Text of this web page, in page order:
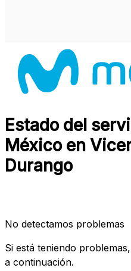
Estado del
México en
Durango
No detectamos problemas
Si está teniendo
a continuación.